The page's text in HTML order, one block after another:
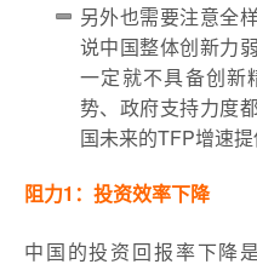
另外也需要注意全
说中国整体创新力
一定就不具备创新
势、政府支持力度
国未来的TFP增速提
阻力1：投资效率下降
中国的投资回报率下降